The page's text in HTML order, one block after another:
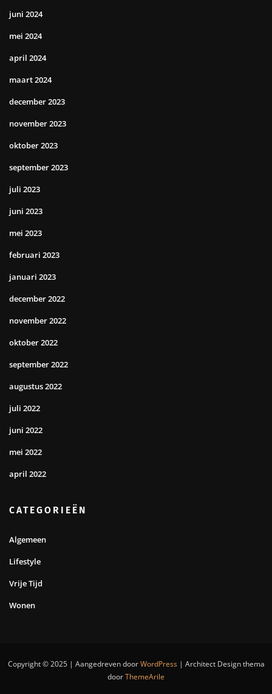
juni 2024
mei 2024
april 2024
maart 2024
december 2023
november 2023
oktober 2023
september 2023
juli 2023
juni 2023
mei 2023
februari 2023
januari 2023
december 2022
november 2022
oktober 2022
september 2022
augustus 2022
juli 2022
juni 2022
mei 2022
april 2022
CATEGORIEËN
Algemeen
Lifestyle
Vrije Tijd
Wonen
Copyright © 2025 | Aangedreven doorWordPress | Architect Design thema
doorThemeArile